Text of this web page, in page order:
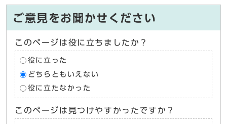
ご意見をお聞かせください
このページは役に立ちましたか？
役に立った
どちらともいえない
役に立たなかった
このページは見つけやすかったですか？